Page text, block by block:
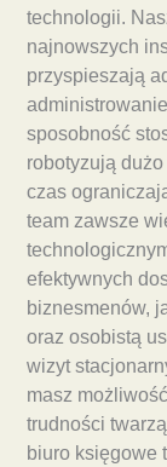
technologii.
najnowszych
przyspieszają
sposobność
robotyzują
czas
team zawsze
efektywnych
biznesmenów,
oraz osobistą
wizyt
masz
trudności
biuro księgowe